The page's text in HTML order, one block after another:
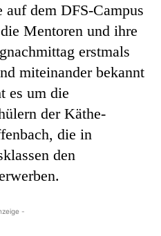
auf dem DFS-Campus
Mentoren und ihre
erstmals
miteinander bekannt
es um die
der Käthe-
die in
den
-